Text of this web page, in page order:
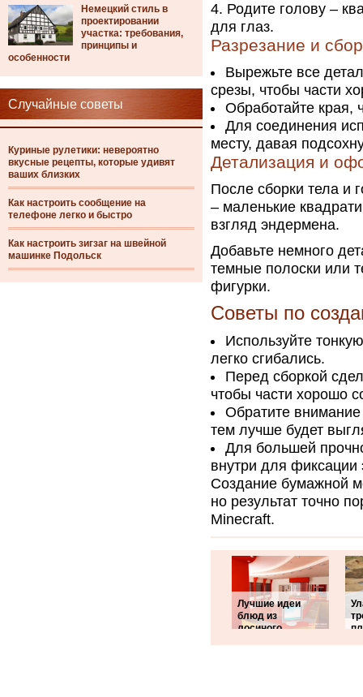
Немецкий стиль в
проектировании
участка: требования,
принципы и
особенности
Случайные советы
Куриные рулетики: невероятно
вкусные рецепты, которые удивят
ваших близких
Как настроить сообщение на
телефоне легко и быстро
Как настроить зигзаг на швейной
машинке Подольск
Родите голову –
для глаз.
Разрезание и
Вырежьте все
срезы, чтобы части
Обработайте края,
Для соединения
месту, давая
Детализация и
После сборки тела и
– маленькие
взгляд эндермена.
Добавьте немного
темные полоски или
фигурки.
Советы по
Используйте
легко сгибались.
Перед сборкой
чтобы части хорошо
Обратите
тем лучше будет
Для большей
внутри для фиксации
Создание бумажной
но результат точно
Minecraft.
Лучшие идеи
блюд из
лосиного